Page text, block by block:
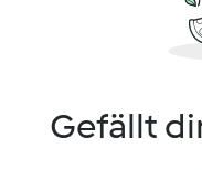
Gefällt